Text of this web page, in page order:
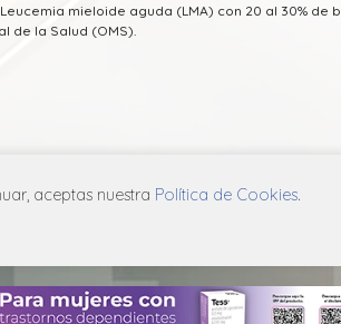
mieloide aguda (LMA) con 20 al 30% de
de la Salud (OMS).
POLÍTICA DE COOKIES
aceptas nuestra Política de Cookies.